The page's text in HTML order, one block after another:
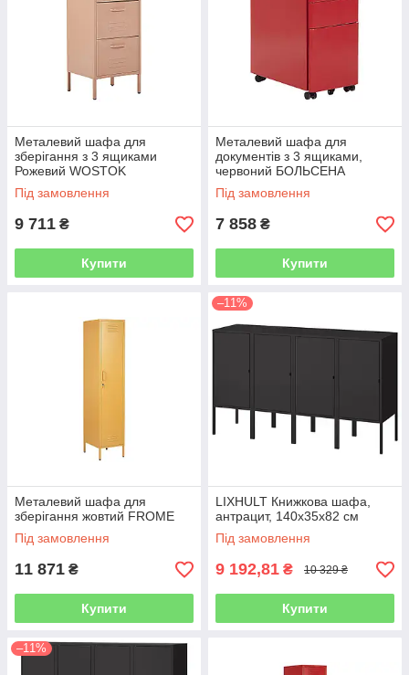
Металевий шафа для
зберігання з 3 ящиками
Рожевий WOSTOK
Під замовлення
9 711 ₴
Купити
Металевий шафа для
документів з 3 ящиками,
червоний БОЛЬСЕНА
Під замовлення
7 858 ₴
Купити
Металевий шафа для
зберігання жовтий FROME
Під замовлення
11 871 ₴
Купити
–11%
LIXHULT Книжкова шафа,
антрацит, 140x35x82 см
Під замовлення
9 192,81 ₴ 10 329 ₴
Купити
–11%